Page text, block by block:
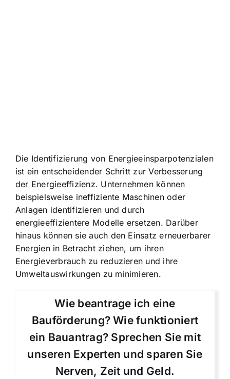
Die Identifizierung von Energieeinsparpotenzialen
ist ein entscheidender Schritt zur Verbesserung
der Energieeffizienz. Unternehmen können
beispielsweise ineffiziente Maschinen oder
Anlagen identifizieren und durch
energieeffizientere Modelle ersetzen. Darüber
hinaus können sie auch den Einsatz erneuerbarer
Energien in Betracht ziehen, um ihren
Energieverbrauch zu reduzieren und ihre
Umweltauswirkungen zu minimieren.
Wie beantrage ich eine
Bauförderung? Wie funktioniert
ein Bauantrag? Sprechen Sie mit
unseren Experten und sparen Sie
Nerven, Zeit und Geld.